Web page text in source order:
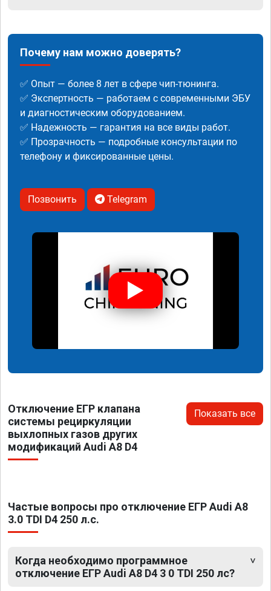
Почему нам можно доверять?
✅ Опыт — более 8 лет в сфере чип-тюнинга.
✅ Экспертность — работаем с современными ЭБУ
и диагностическим оборудованием.
✅ Надежность — гарантия на все виды работ.
✅ Прозрачность — подробные консультации по
телефону и фиксированные цены.
Позвонить Telegram
Отключение ЕГР клапана
системы рециркуляции
выхлопных газов других
модификаций Audi A8 D4
Показать все
Частые вопросы про отключение ЕГР Audi A8
3.0 TDI D4 250 л.с.
Когда необходимо программное
отключение ЕГР Audi A8 D4 3 0 TDI 250 лс?